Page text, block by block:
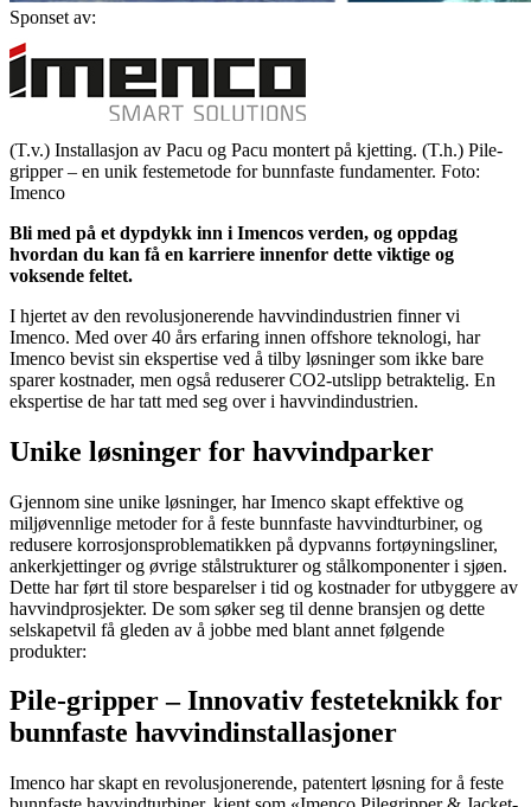
Sponset av:
(T.v.) Installasjon av Pacu og Pacu montert på kjetting. (T.h.) Pile-
gripper – en unik festemetode for bunnfaste fundamenter. Foto:
Imenco
Bli med på et dypdykk inn i Imencos verden, og oppdag
hvordan du kan få en karriere innenfor dette viktige og
voksende feltet.
I hjertet av den revolusjonerende havvindindustrien finner vi
Imenco. Med over 40 års erfaring innen offshore teknologi, har
Imenco bevist sin ekspertise ved å tilby løsninger som ikke bare
sparer kostnader, men også reduserer CO2-utslipp betraktelig. En
ekspertise de har tatt med seg over i havvindindustrien.
Unike løsninger for havvindparker
Gjennom sine unike løsninger, har Imenco skapt effektive og
miljøvennlige metoder for å feste bunnfaste havvindturbiner, og
redusere korrosjonsproblematikken på dypvanns fortøyningsliner,
ankerkjettinger og øvrige stålstrukturer og stålkomponenter i sjøen.
Dette har ført til store besparelser i tid og kostnader for utbyggere av
havvindprosjekter. De som søker seg til denne bransjen og dette
selskapetvil få gleden av å jobbe med blant annet følgende
produkter:
Pile-gripper – Innovativ festeteknikk for
bunnfaste havvindinstallasjoner
Imenco har skapt en revolusjonerende, patentert løsning for å feste